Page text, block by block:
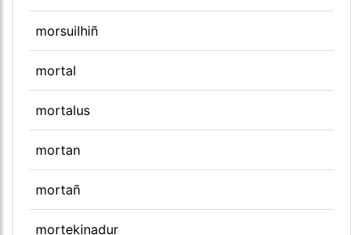
morsuilhiñ
mortal
mortalus
mortan
mortañ
mortekinadur